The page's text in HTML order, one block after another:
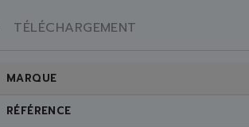
TÉLÉCHARGEMENT
MARQUE
RÉFÉRENCE